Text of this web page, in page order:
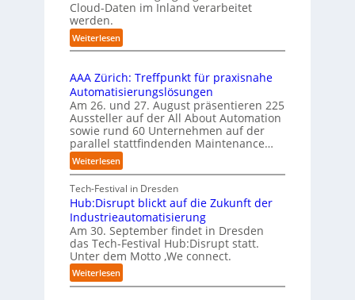
A
b
l
d
u
n
g
s
t
e
l
l
e
n
b
e
n
t
i
r
u
n
g
a
n
“
n
t
a
t
e
t
B
i
e
t
e
r
v
e
r
f
a
h
r
e
b
r
u
t
S
t
e
f
a
n
S
h
w
a
b
z
u
m
C
Cloud-Daten im Inland verarbeitet
werden.
Weiterlesen:
U
t
e
r
n
e
h
m
e
n
w
o
l
l
e
n
R
AAA Zürich: Treffpunkt für praxisnahe
Automatisierungslösungen
Am 26. und 27. August präsentieren 225
Aussteller auf der All About Automation
sowie rund 60 Unternehmen auf der
parallel stattfindenden Maintenance…
Weiterlesen:
A
A
A
Z
ü
r
i
c
h
Tech-Festival in Dresden
Hub:Disrupt blickt auf die Zukunft der
Industrieautomatisierung
Am 30. September findet in Dresden
das Tech-Festival Hub:Disrupt statt.
Unter dem Motto ‚We connect.
Weiterlesen:
H